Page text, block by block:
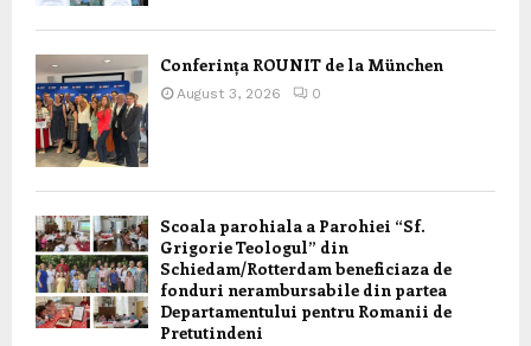
Conferința ROUNIT de la München
August 3, 2026 0
Scoala parohiala a Parohiei “Sf.
Grigorie Teologul” din
Schiedam/Rotterdam beneficiaza de
fonduri nerambursabile din partea
Departamentului pentru Romanii de
Pretutindeni